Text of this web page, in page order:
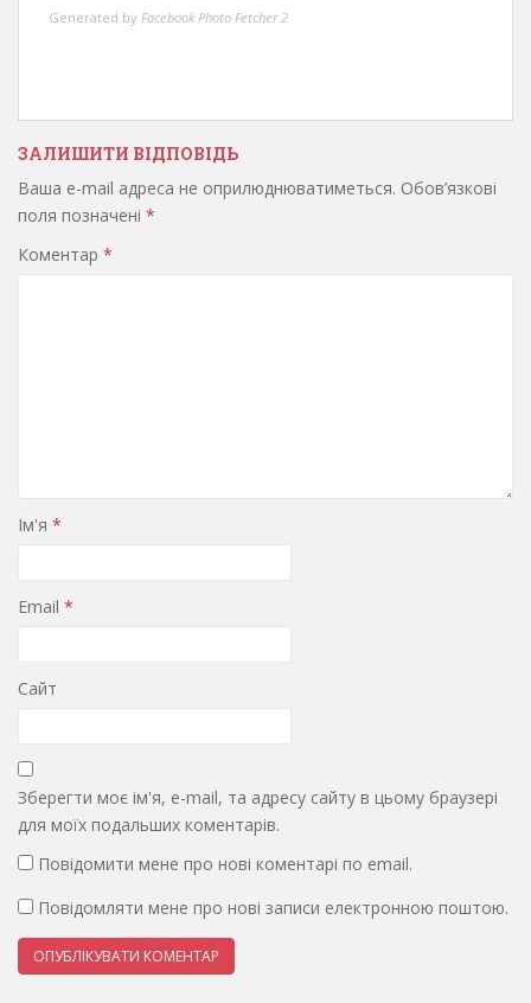
Generated by Facebook Photo Fetcher 2
ЗАЛИШИТИ ВІДПОВІДЬ
Ваша e-mail адреса не оприлюднюватиметься. Обов’язкові
поля позначені *
Коментар *
Ім'я *
Email *
Сайт
Зберегти моє ім'я, e-mail, та адресу сайту в цьому браузері
для моїх подальших коментарів.
Повідомити мене про нові коментарі по email.
Повідомляти мене про нові записи електронною поштою.